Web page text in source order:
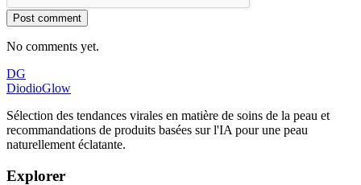
Post comment
No comments yet.
DG
DiodioGlow
Sélection des tendances virales en matière de soins de la peau et
recommandations de produits basées sur l'IA pour une peau
naturellement éclatante.
Explorer